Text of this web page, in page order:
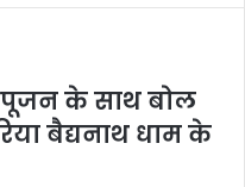
पूजन के साथ बोल
बैद्यनाथ धाम के